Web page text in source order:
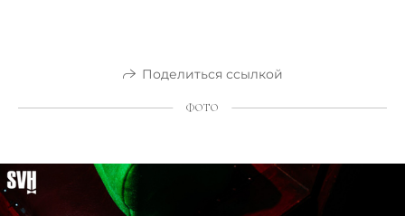
Поделиться ссылкой
ФОТО